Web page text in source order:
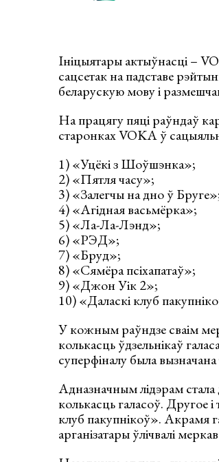
Ініцыятары актыўнасці –
сацсетак на падставе
беларускую мову і
На працягу пяці раўндаў
старонках VOKA ў
1) «Уцёкі з Шоўшэнка»;
2) «Пятля часу»;
3) «Залегчы на дно ў
4) «Агідная васьмёрка»;
5) «Ла-Ла-Лэнд»;
6) «РЭД»;
7) «Бруд»;
8) «Сямёра псіхапатаў»;
9) «Джон Уік 2»;
10) «Даласкі клуб
У кожным раўндзе сваім
колькасць ўдзельнікаў
суперфіналу была
Адназначным лідэрам
колькасць галасоў. Другое
клуб пакупнікоў». Акрамя
арганізатары ўлічвалі